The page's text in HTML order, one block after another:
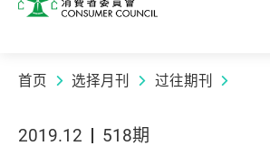
消费者委员会
首页 选择月刊 过往期刊
2019.12 518期